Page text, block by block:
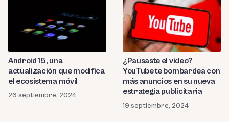
Android 15, una
actualización que modifica
el ecosistema móvil
26 septiembre, 2024
¿Pausaste el video?
YouTube te bombardea con
más anuncios en su nueva
estrategia publicitaria
19 septiembre, 2024